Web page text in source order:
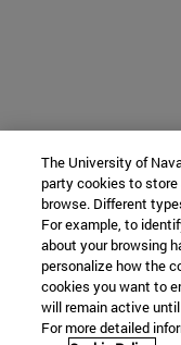
The University of
party cookies to
browse. Different
For example, to
about your browsing
personalize how the
cookies you want to
will remain active
For more detailed